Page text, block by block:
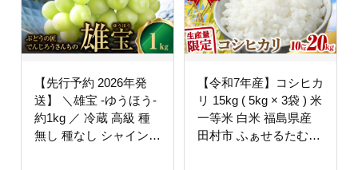
【先行予約 2026年発
送】 ＼雄宝 -ゆうほう-
約1kg ／ 冷蔵 高級 種
無し 種なし シャインマ
【令和7年産】コシヒカ
リ 15kg ( 5kg × 3袋 ) 米
一等米 白米 福島県産
田村市 ふぁせるたむら